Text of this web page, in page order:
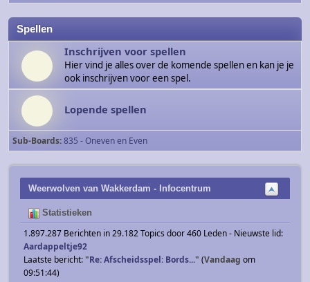
Spellen
Inschrijven voor spellen
Hier vind je alles over de komende spellen en kan je je
ook inschrijven voor een spel.
Lopende spellen
Sub-Boards 835 - Oneven en Even
Weerwolven van Wakkerdam - Infocentrum
Statistieken
1.897.287 Berichten in 29.182 Topics door 460 Leden - Nieuwste lid:
Aardappeltje92
Laatste bericht:"Re: Afscheidsspel: Bords..." (Vandaag om
09:51:44)